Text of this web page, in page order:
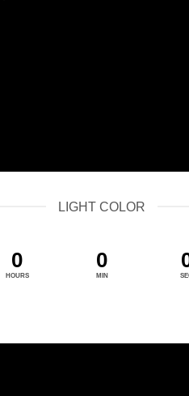
LIGHT COLOR
0
HOURS
0
MIN